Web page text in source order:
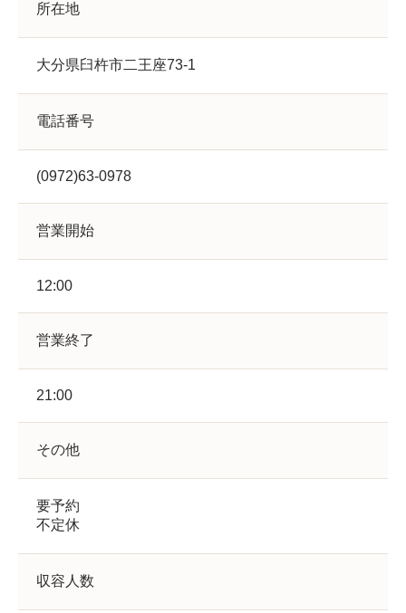
所在地
大分県臼杵市二王座73-1
電話番号
(0972)63-0978
営業開始
12:00
営業終了
21:00
その他
要予約
不定休
収容人数